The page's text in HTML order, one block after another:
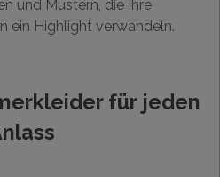
und Mustern, die Ihre
ein Highlight verwandeln.
für jeden